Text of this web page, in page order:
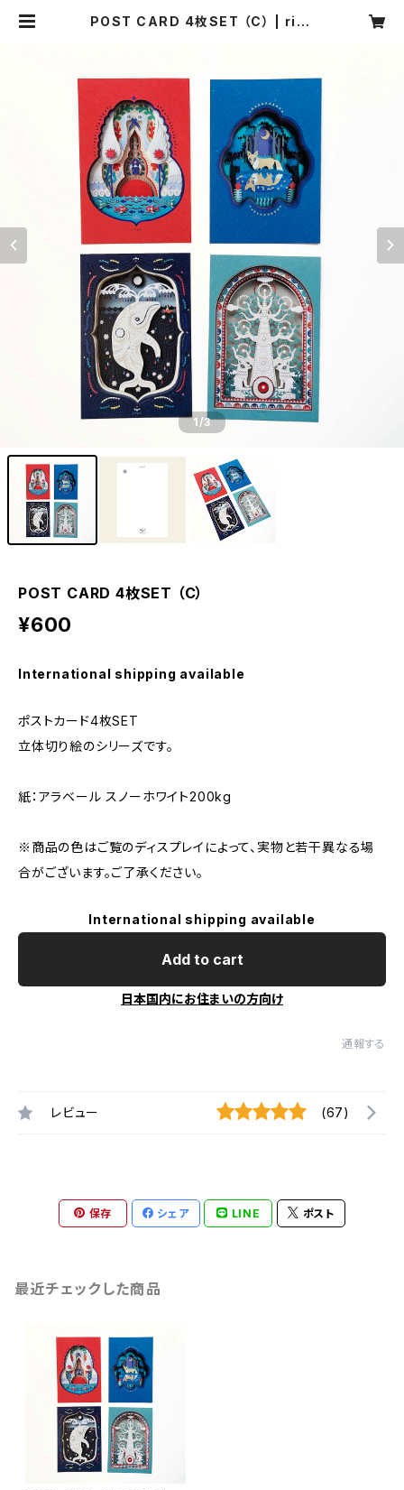
POST CARD 4枚SET （C） | riya
1/3
POST CARD 4枚SET （C）
¥600
International shipping available
ポストカード4枚SET
立体切り絵のシリーズです。
紙：アラベール スノーホワイト200kg
※商品の色はご覧のディスプレイによって、実物と若干異なる場
合がございます。ご了承ください。
International shipping available
Add to cart
日本国内にお住まいの方向け
通報する
レビュー (67)
保存 シェア LINE ポスト
最近チェックした商品